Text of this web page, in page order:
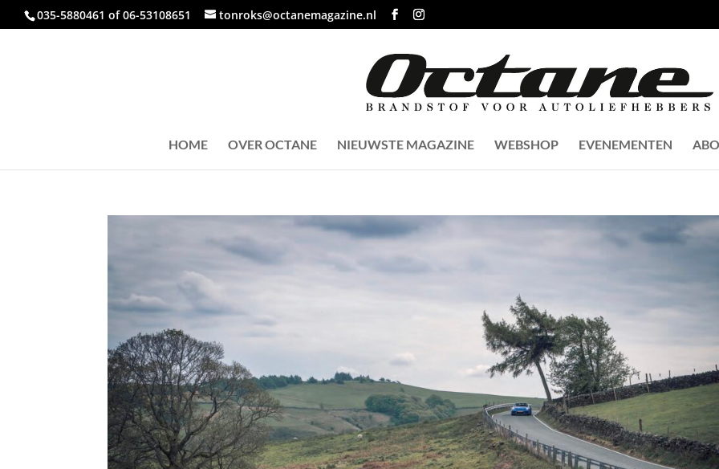
035-5880461 of 06-53108651 tonroks@octanemagazine.nl
HOME OVER OCTANE NIEUWSTE MAGAZINE WEBSHOP EVENEMENTEN